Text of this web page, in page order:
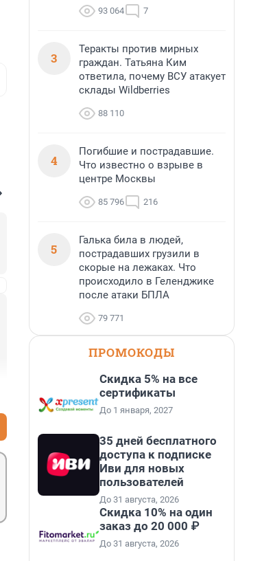
93 064 7
3
Теракты против мирных
граждан. Татьяна Ким
ответила, почему ВСУ атакует
склады Wildberries
88 110
4
Погибшие и пострадавшие.
Что известно о взрыве в
центре Москвы
85 796 216
5
Галька била в людей,
пострадавших грузили в
скорые на лежаках. Что
происходило в Геленджике
после атаки БПЛА
79 771
ПРОМОКОДЫ
Скидка 5% на все
сертификаты
До 1 января, 2027
35 дней бесплатного
доступа к подписке
Иви для новых
пользователей
До 31 августа, 2026
Скидка 10% на один
заказ до 20 000 ₽
До 31 августа, 2026